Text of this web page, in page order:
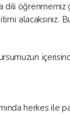
dili öğrenmemiz
alacaksınız.
herkes ile